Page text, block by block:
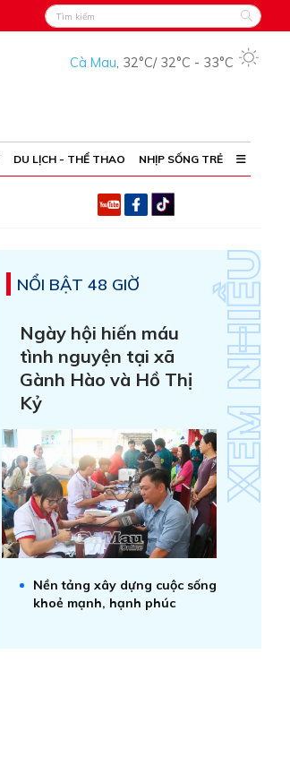
Cà Mau, 32°C/ 32°C - 33°C
DU LỊCH - THỂ THAO NHỊP SỐNG TRẺ
NỔI BẬT 48 GIỜ
Ngày hội hiến máu
tình nguyện tại xã
Gành Hào và Hồ Thị
Kỷ
Nền tảng xây dựng cuộc sống
khoẻ mạnh, hạnh phúc